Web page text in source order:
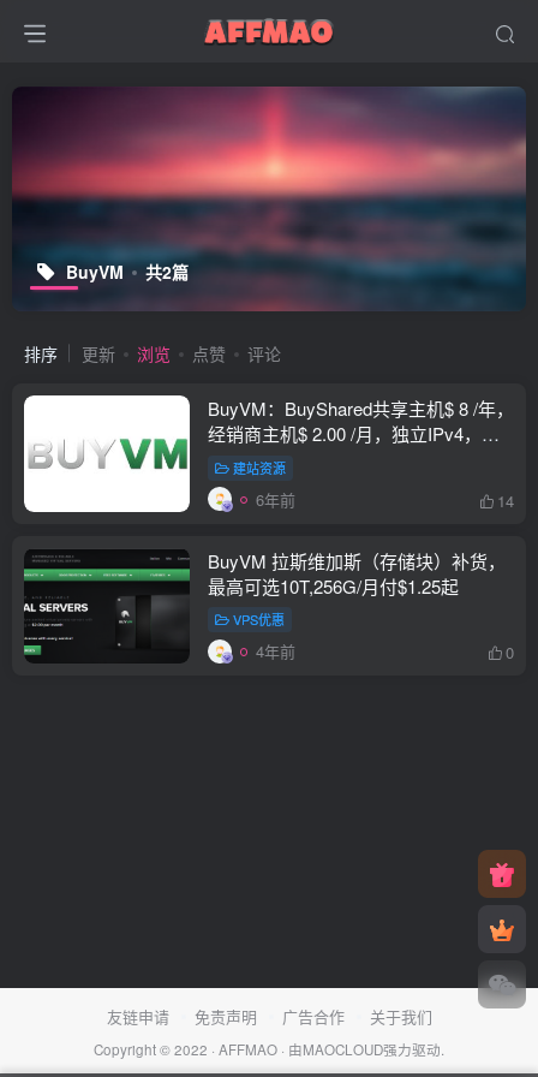
BuyVM 共2篇
排序 更新 浏览 点赞 评论
BuyVM：BuyShared共享主机$ 8 /年，
经销商主机$ 2.00 /月，独立IPv4，免
费SSL证书
建站资源
6年前 14
BuyVM 拉斯维加斯（存储块）补货，
最高可选10T,256G/月付$1.25起
VPS优惠
4年前 0
友链申请 免责声明 广告合作 关于我们
Copyright © 2022 · AFFMAO · 由MAOCLOUD强力驱动.